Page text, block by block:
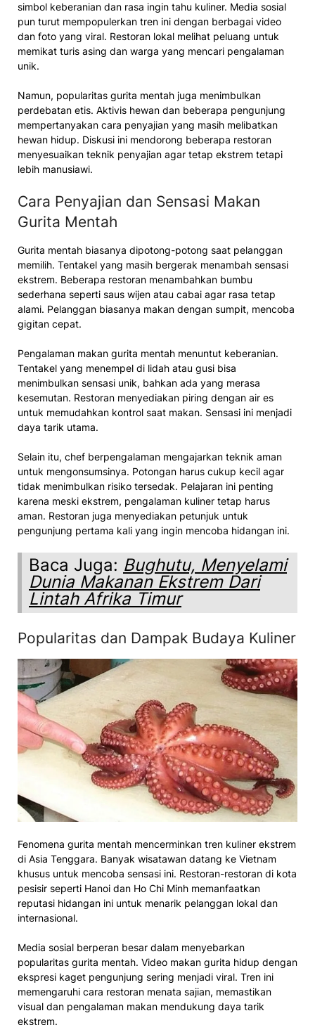
simbol keberanian dan rasa ingin tahu kuliner. Media sosial
pun turut mempopulerkan tren ini dengan berbagai video
dan foto yang viral. Restoran lokal melihat peluang untuk
memikat turis asing dan warga yang mencari pengalaman
unik.
Namun, popularitas gurita mentah juga menimbulkan
perdebatan etis. Aktivis hewan dan beberapa pengunjung
mempertanyakan cara penyajian yang masih melibatkan
hewan hidup. Diskusi ini mendorong beberapa restoran
menyesuaikan teknik penyajian agar tetap ekstrem tetapi
lebih manusiawi.
Cara Penyajian dan Sensasi Makan
Gurita Mentah
Gurita mentah biasanya dipotong-potong saat pelanggan
memilih. Tentakel yang masih bergerak menambah sensasi
ekstrem. Beberapa restoran menambahkan bumbu
sederhana seperti saus wijen atau cabai agar rasa tetap
alami. Pelanggan biasanya makan dengan sumpit, mencoba
gigitan cepat.
Pengalaman makan gurita mentah menuntut keberanian.
Tentakel yang menempel di lidah atau gusi bisa
menimbulkan sensasi unik, bahkan ada yang merasa
kesemutan. Restoran menyediakan piring dengan air es
untuk memudahkan kontrol saat makan. Sensasi ini menjadi
daya tarik utama.
Selain itu, chef berpengalaman mengajarkan teknik aman
untuk mengonsumsinya. Potongan harus cukup kecil agar
tidak menimbulkan risiko tersedak. Pelajaran ini penting
karena meski ekstrem, pengalaman kuliner tetap harus
aman. Restoran juga menyediakan petunjuk untuk
pengunjung pertama kali yang ingin mencoba hidangan ini.
Baca Juga: Bughutu, Menyelami
Dunia Makanan Ekstrem Dari
Lintah Afrika Timur
Popularitas dan Dampak Budaya Kuliner
Fenomena gurita mentah mencerminkan tren kuliner ekstrem
di Asia Tenggara. Banyak wisatawan datang ke Vietnam
khusus untuk mencoba sensasi ini. Restoran-restoran di kota
pesisir seperti Hanoi dan Ho Chi Minh memanfaatkan
reputasi hidangan ini untuk menarik pelanggan lokal dan
internasional.
Media sosial berperan besar dalam menyebarkan
popularitas gurita mentah. Video makan gurita hidup dengan
ekspresi kaget pengunjung sering menjadi viral. Tren ini
memengaruhi cara restoran menata sajian, memastikan
visual dan pengalaman makan mendukung daya tarik
ekstrem.